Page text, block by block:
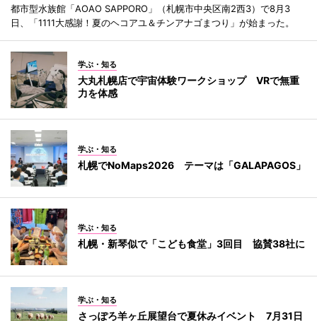
都市型水族館「AOAO SAPPORO」（札幌市中央区南2西3）で8月3
日、「1111大感謝！夏のヘコアユ＆チンアナゴまつり」が始まった。
学ぶ・知る
大丸札幌店で宇宙体験ワークショップ VRで無重
力を体感
学ぶ・知る
札幌でNoMaps2026 テーマは「GALAPAGOS」
学ぶ・知る
札幌・新琴似で「こども食堂」3回目 協賛38社に
学ぶ・知る
さっぽろ羊ヶ丘展望台で夏休みイベント 7月31日